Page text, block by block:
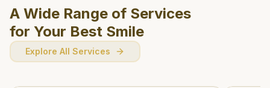
A Wide Range of Services
for Your Best Smile
Explore All Services